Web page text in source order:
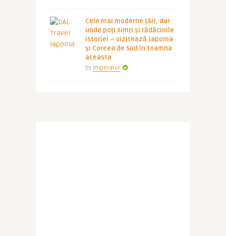
Cele mai moderne țări, dar
unde poți simți și rădăcinile
istoriei – vizitează Japonia
și Coreea de Sud în toamna
aceasta
by Imperator